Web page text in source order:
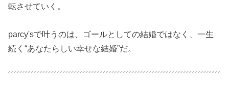
転させていく。
parcy'sで叶うのは、ゴールとしての結婚ではなく、一生
続く“あなたらしい幸せな結婚”だ。